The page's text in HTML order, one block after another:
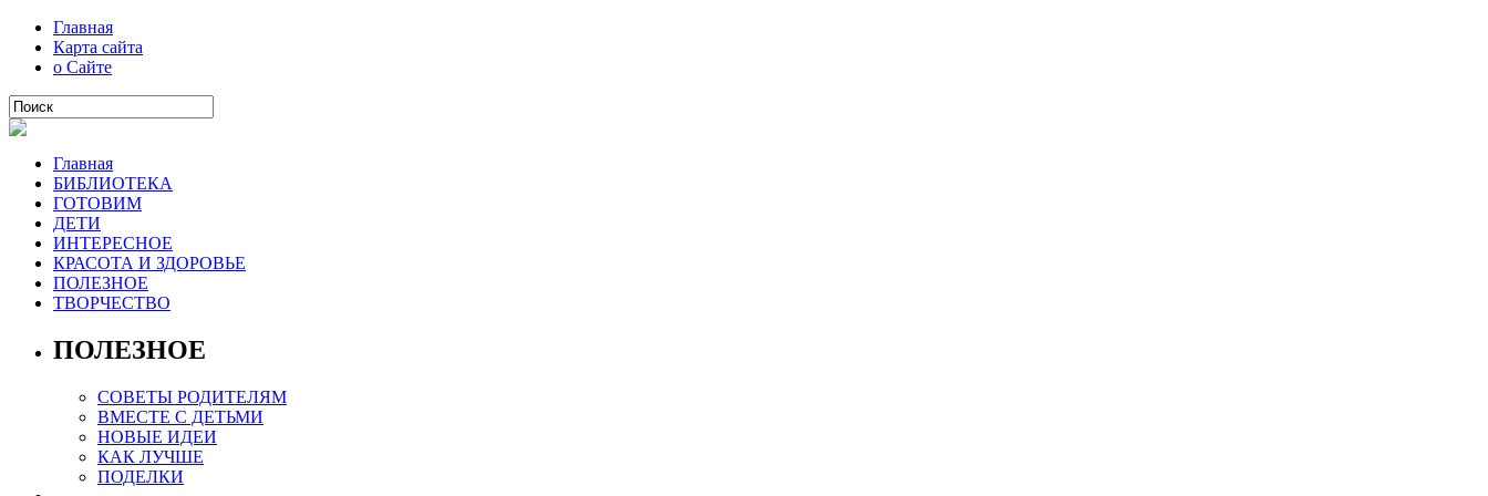
Главная
Карта сайта
о Сайте
Главная
БИБЛИОТЕКА
ГОТОВИМ
ДЕТИ
ИНТЕРЕСНОЕ
КРАСОТА И ЗДОРОВЬЕ
ПОЛЕЗНОЕ
ТВОРЧЕСТВО
ПОЛЕЗНОЕ
СОВЕТЫ РОДИТЕЛЯМ
ВМЕСТЕ С ДЕТЬМИ
НОВЫЕ ИДЕИ
КАК ЛУЧШЕ
ПОДЕЛКИ